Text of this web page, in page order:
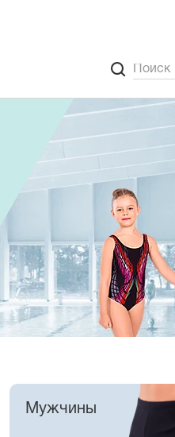
Мужчины